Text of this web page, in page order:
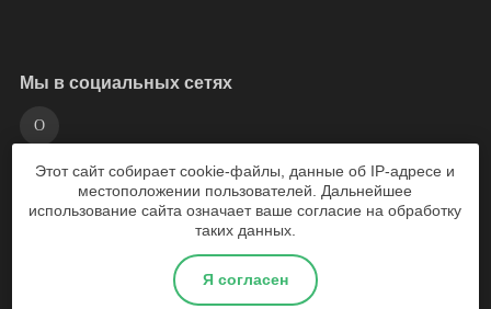
Мы в социальных сетях
разработка сайта Weboil
2026 © Веломарка - магазин велосипедов Лысьва
Политика конфиденциальности
Этот сайт собирает cookie-файлы, данные об IP-адресе и
местоположении пользователей. Дальнейшее
использование сайта означает ваше согласие на обработку
таких данных.
Я согласен